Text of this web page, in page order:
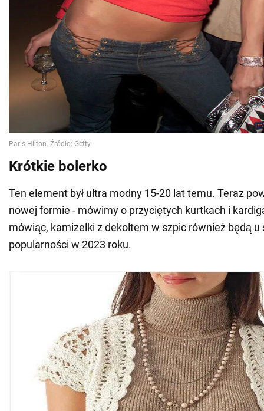
Krótkie bolerko
Ten element był ultra modny 15-20 lat temu. Teraz
nowej formie - mówimy o przyciętych kurtkach i
mówiąc, kamizelki z dekoltem w szpic również będą u
popularności w 2023 roku.